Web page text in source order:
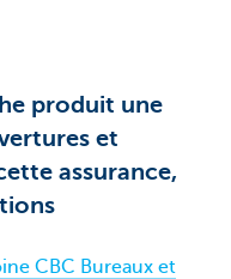
produit une
et
assurance,
CBC Bureaux et